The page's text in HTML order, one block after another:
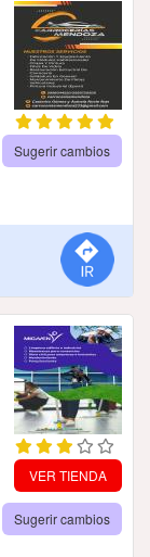
Sugerir cambios
VER TIENDA
Sugerir cambios